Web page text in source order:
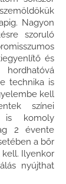
Nagyon
szoruló
és
technika is
kell
színei
is komoly
2 évente
a bőr
Ilyenkor
nyújthat